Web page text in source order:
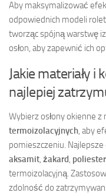
Aby maksymalizować
odpowiednich modeli rolet
tworząc spójną warstwę
osłon, aby zapewnić ich
Jakie materiały i
najlepiej
Wybierz osłony okienne z
termoizolacyjnych , aby
pomieszczeniu.
aksamit żakard poliester
termoizolacyjną.
zdolność do